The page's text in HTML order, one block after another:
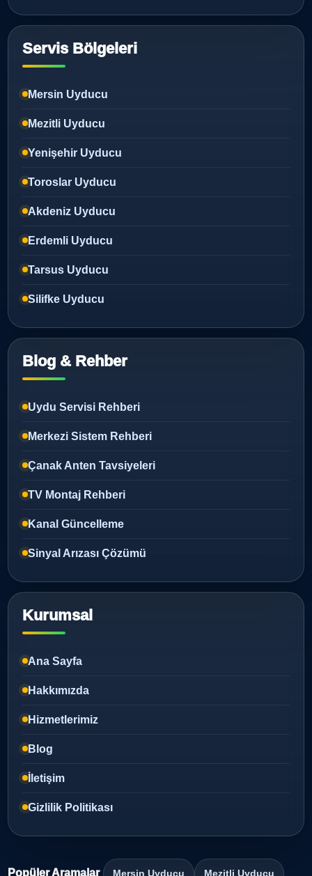
Servis Bölgeleri
Mersin Uyducu
Mezitli Uyducu
Yenişehir Uyducu
Toroslar Uyducu
Akdeniz Uyducu
Erdemli Uyducu
Tarsus Uyducu
Silifke Uyducu
Blog & Rehber
Uydu Servisi Rehberi
Merkezi Sistem Rehberi
Çanak Anten Tavsiyeleri
TV Montaj Rehberi
Kanal Güncelleme
Sinyal Arızası Çözümü
Kurumsal
Ana Sayfa
Hakkımızda
Hizmetlerimiz
Blog
İletişim
Gizlilik Politikası
Popüler Aramalar Mersin Uyducu Mezitli Uyducu